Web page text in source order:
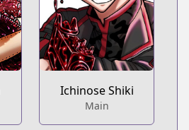
Ichinose Shiki
Main